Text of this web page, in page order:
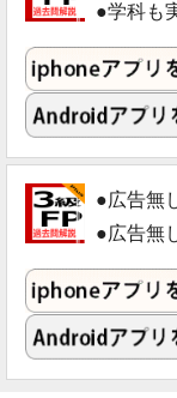
●学科も
●広告無
●広告無